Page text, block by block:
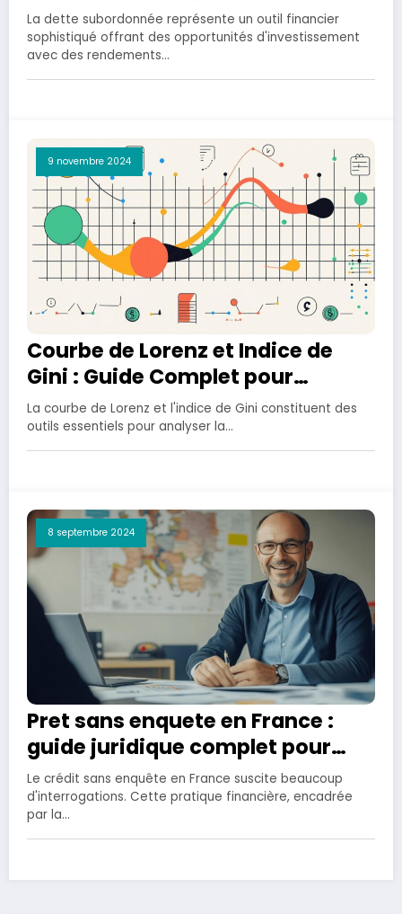
Investir
La dette subordonnée représente un outil financier
sophistiqué offrant des opportunités d'investissement
avec des rendements…
9 novembre 2024
Courbe de Lorenz et Indice de
Gini : Guide Complet pour
Comprendre les Disparites de
Richesse
La courbe de Lorenz et l'indice de Gini constituent des
outils essentiels pour analyser la…
8 septembre 2024
Pret sans enquete en France :
guide juridique complet pour
eviter les pieges
Le crédit sans enquête en France suscite beaucoup
d'interrogations. Cette pratique financière, encadrée
par la…